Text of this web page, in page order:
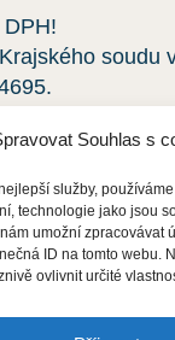
Souhlas s
služby,
technologie jako jsou
umožní zpracovávat
ID na tomto webu.
ovlivnit určité
soudu
.
údajů